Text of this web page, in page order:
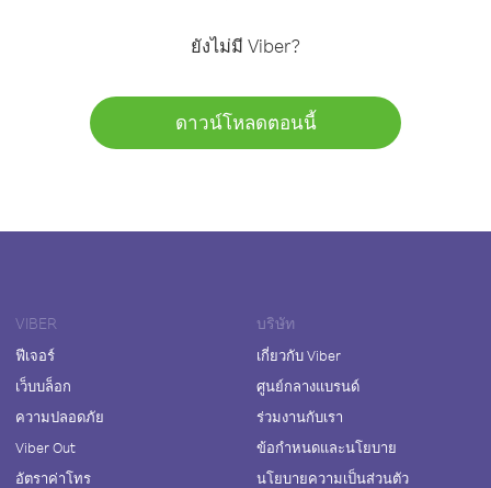
ยังไม่มี Viber?
ดาวน์โหลดตอนนี้
VIBER
ฟีเจอร์
เว็บบล็อก
ความปลอดภัย
Viber Out
อัตราค่าโทร
บริษัท
เกี่ยวกับ Viber
ศูนย์กลางแบรนด์
ร่วมงานกับเรา
ข้อกำหนดและนโยบาย
นโยบายความเป็นส่วนตัว